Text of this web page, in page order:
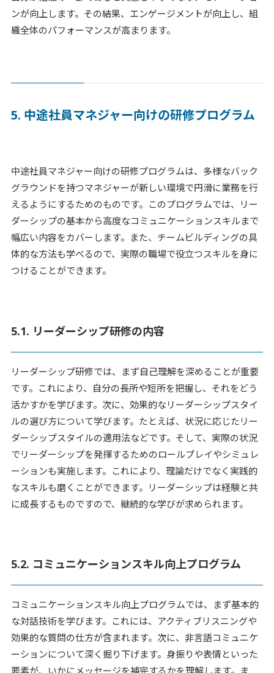
ンが向上します。その結果、エンゲージメントが向上し、組
織全体のパフォーマンスが高まります。
5. 中途社員マネジャー向けの研修プログラム
中途社員マネジャー向けの研修プログラムは、多様なバック
グラウンドを持つマネジャーが新しい環境で円滑に業務を行
えるようにするためのものです。このプログラムでは、リー
ダーシップの基本から高度なコミュニケーションスキルまで
幅広い内容をカバーします。また、チームビルディングの具
体的な方法も学べるので、実際の職場で役立つスキルを身に
つけることができます。
5.1. リーダーシップ研修の内容
リーダーシップ研修では、まず自己理解を深めることが重要
です。これにより、自分の長所や短所を把握し、それをどう
活かすかを学びます。次に、効果的なリーダーシップスタイ
ルの選び方について学びます。たとえば、状況に応じたリー
ダーシップスタイルの適用法などです。そして、実際の状況
でリーダーシップを発揮するためのロールプレイやシミュレ
ーションも実施します。これにより、理論だけでなく実践的
なスキルも磨くことができます。リーダーシップは経験と共
に成長するものですので、継続的な学びが求められます。
5.2. コミュニケーションスキル向上プログラム
コミュニケーションスキル向上プログラムでは、まず基本的
な対話技術を学びます。これには、アクティブリスニングや
効果的な質問の仕方が含まれます。次に、非言語コミュニケ
ーションについて深く掘り下げます。身振りや表情といった